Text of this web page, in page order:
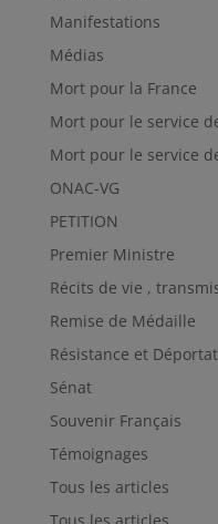
Manifestations
Médias
Mort pour la France
Mort pour le service
Mort pour le service
ONAC-VG
PETITION
Premier Ministre
Récits de vie ,
Remise de Médaille
Résistance et
Sénat
Souvenir Français
Témoignages
Tous les articles